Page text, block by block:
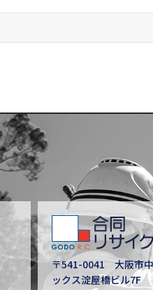
〒541-0041大阪市
ックス淀屋橋ビル7F